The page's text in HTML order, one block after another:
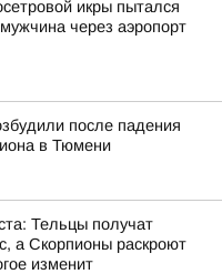
икры пытался
через аэропорт
после падения
в Тюмени
Тельцы получат
а Скорпионы раскроют
изменит